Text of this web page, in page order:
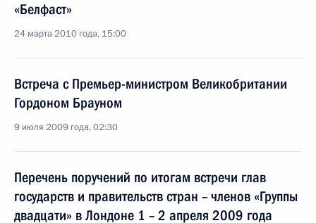
«Белфаст»
24 марта 2010 года, 15:00
Встреча с Премьер-министром Великобритании
Гордоном Брауном
9 июля 2009 года, 02:30
Перечень поручений по итогам встречи глав
государств и правительств стран – членов «Группы
двадцати» в Лондоне 1 – 2 апреля 2009 года